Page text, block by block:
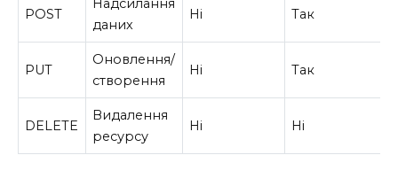
POST
Надсилання
даних
Ні Так
PUT
Оновлення/
створення
Ні Так
DELETE
Видалення
ресурсу
Ні Ні